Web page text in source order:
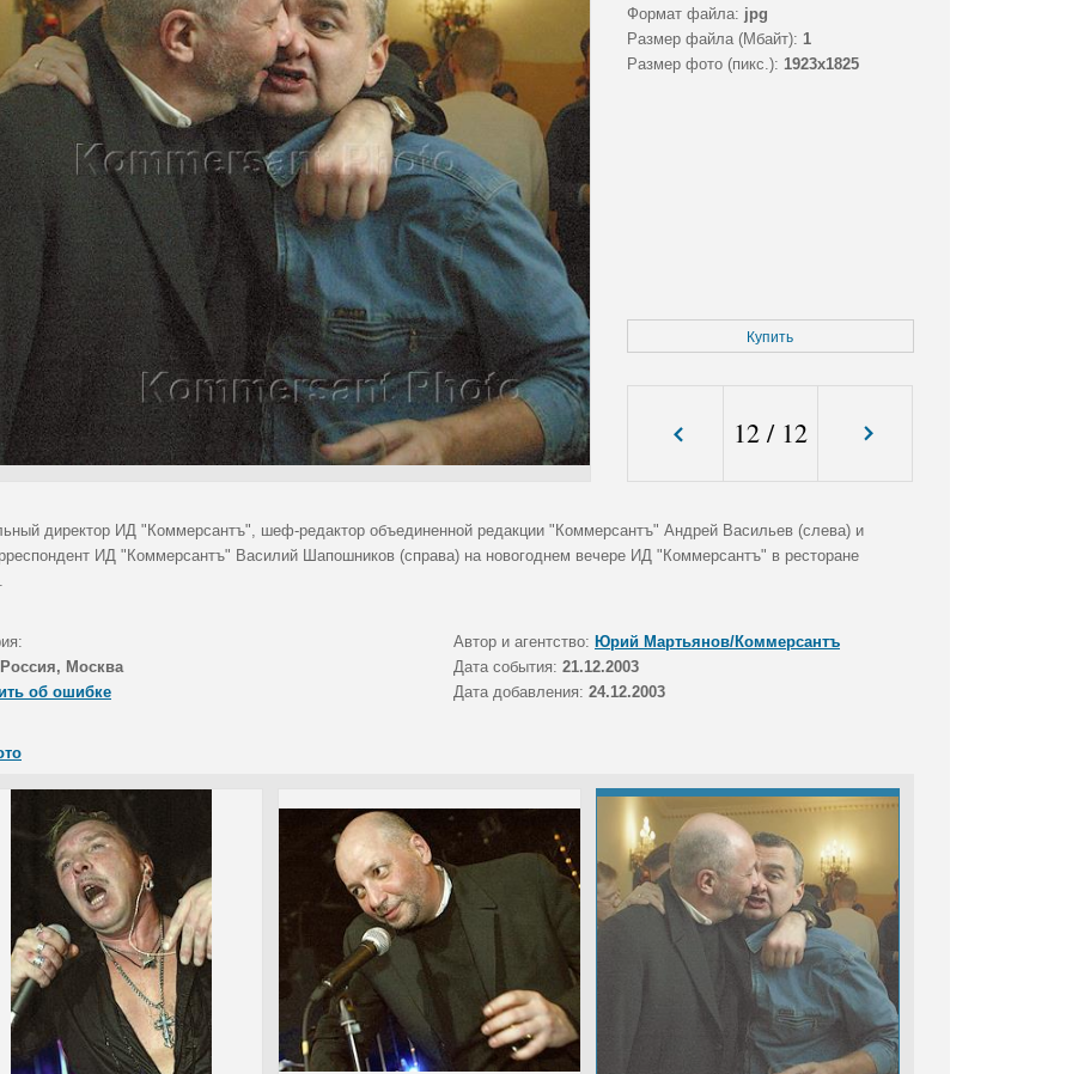
Формат файла: jpg
Размер файла (Мбайт): 1
Размер фото (пикс.): 1923x1825
Купить
12/ 12
директор ИД "Коммерсантъ", шеф-редактор объединенной редакции "Коммерсантъ" Андрей Васильев (слева) и
ИД "Коммерсантъ" Василий Шапошников (справа) на новогоднем вечере ИД "Коммерсантъ" в ресторане
Автор и агентство: Юрий Мартьянов/Коммерсантъ
Россия, Москва Дата события: 21.12.2003
об ошибке
Дата добавления: 24.12.2003